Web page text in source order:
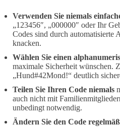
Verwenden Sie niemals
„123456″, „000000″ oder Ihr
Codes sind durch automatisierte
knacken.
Wählen Sie einen
maximale Sicherheit wünschen.
„Hund#42Mond!“ deutlich
Teilen Sie Ihren Code niemals
auch nicht mit
unbedingt notwendig.
Ändern Sie den Code